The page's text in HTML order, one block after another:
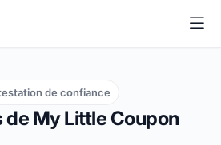
de My Little Coupon
de confiance